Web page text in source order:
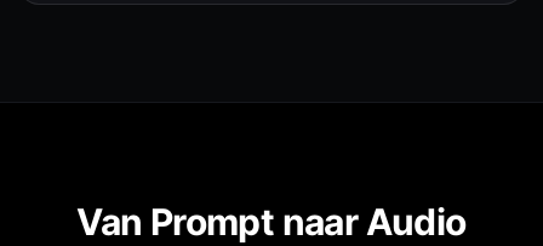
Van Prompt naar Audio